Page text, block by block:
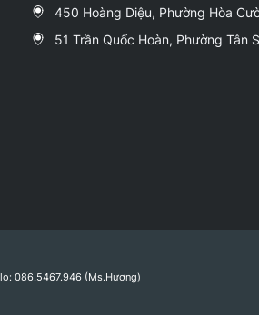
450 Hoàng Diệu, Phường Hòa
51 Trần Quốc Hoàn, Phường Tân
086.5467.946 (Ms.Hương)